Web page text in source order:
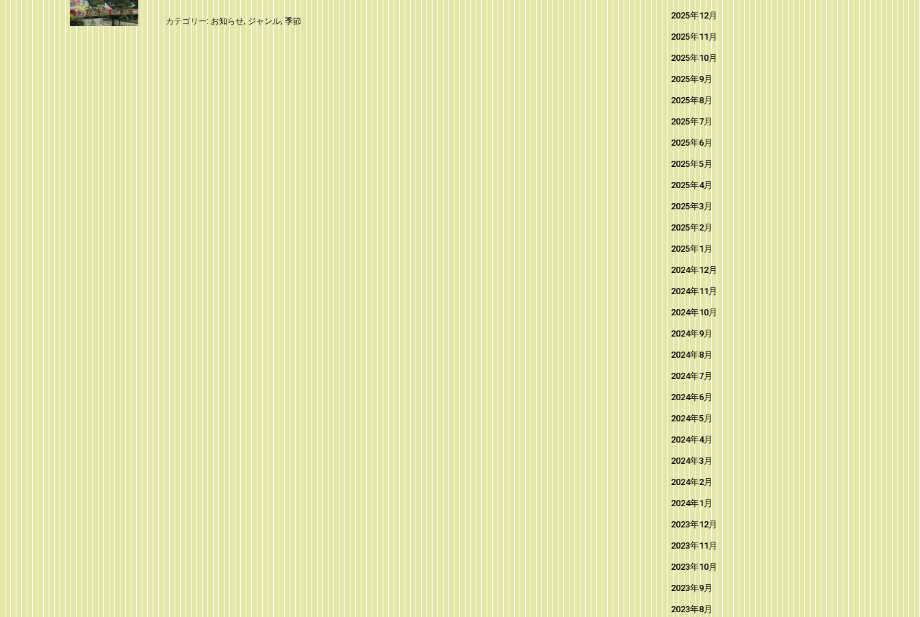
カテゴリー: お知らせ, ジャンル, 季節
2025年12月
2025年11月
2025年10月
2025年9月
2025年8月
2025年7月
2025年6月
2025年5月
2025年4月
2025年3月
2025年2月
2025年1月
2024年12月
2024年11月
2024年10月
2024年9月
2024年8月
2024年7月
2024年6月
2024年5月
2024年4月
2024年3月
2024年2月
2024年1月
2023年12月
2023年11月
2023年10月
2023年9月
2023年8月